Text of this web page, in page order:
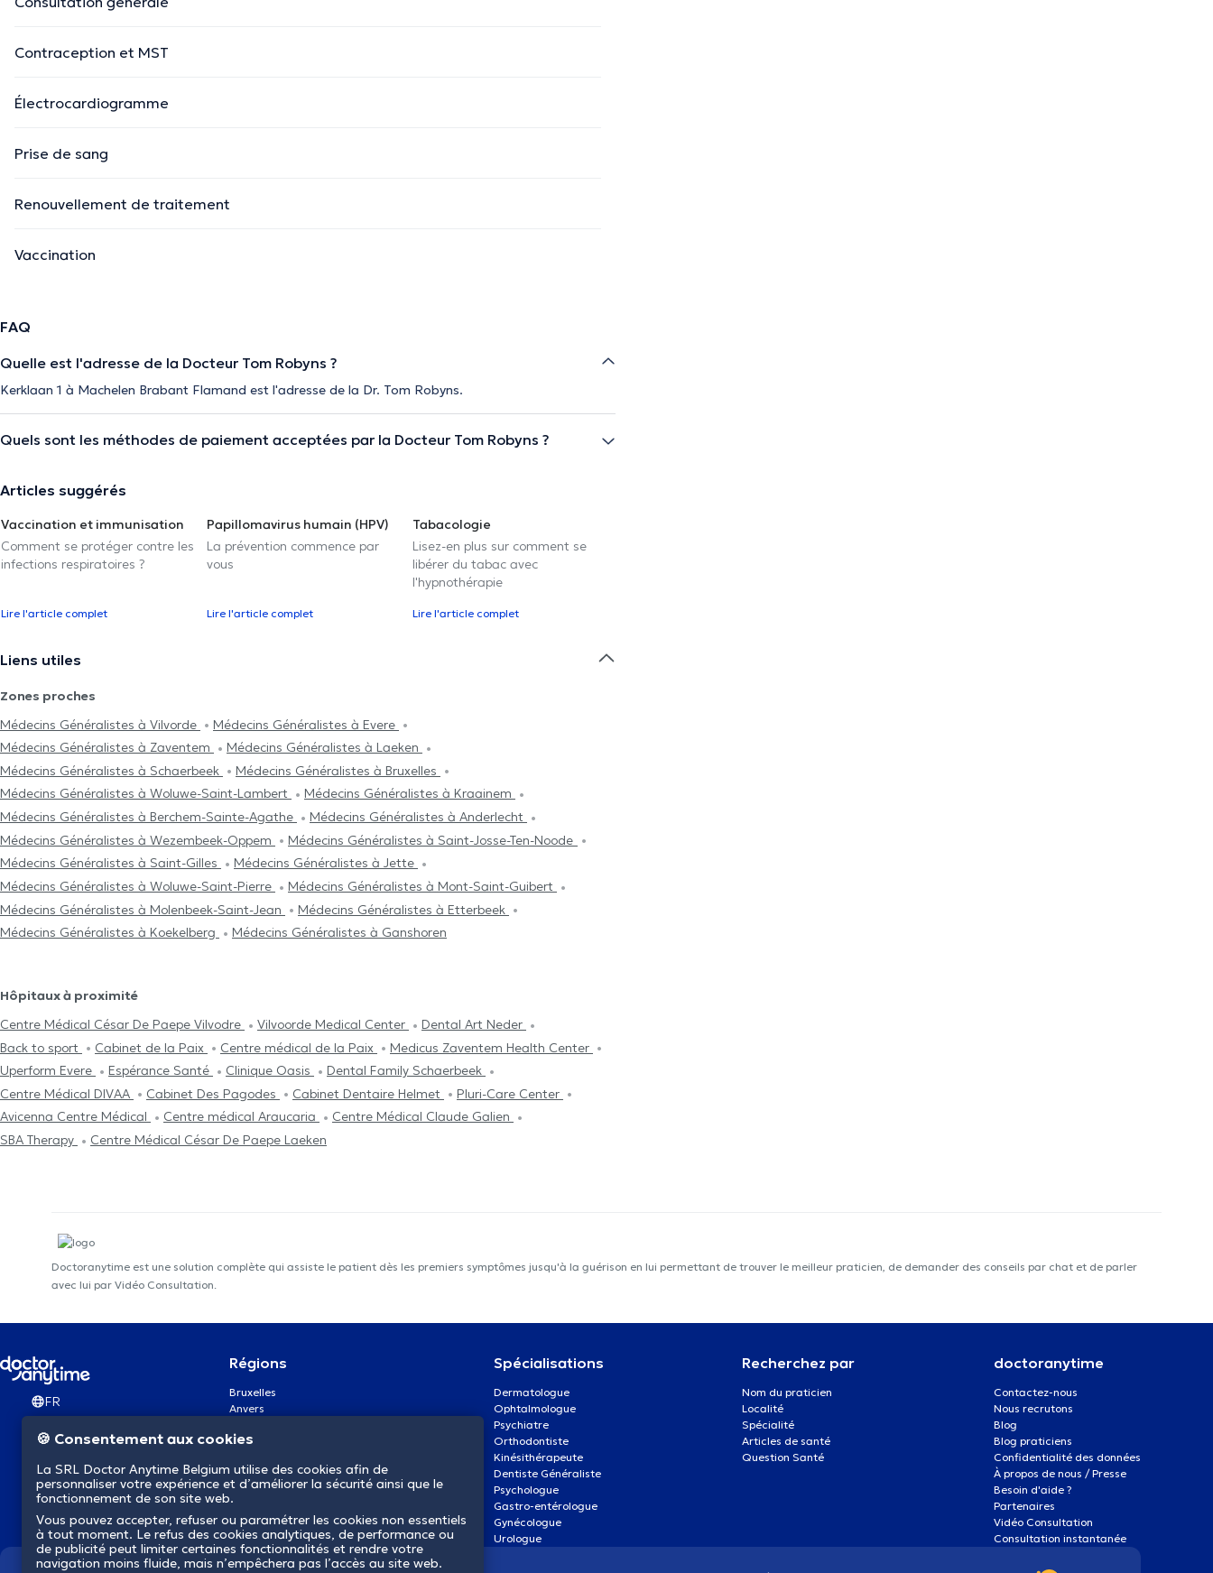
Contraception et MST
Électrocardiogramme
Prise de sang
Renouvellement de traitement
Vaccination
FAQ
Quelle est l'adresse de la Docteur Tom Robyns ?
Kerklaan 1 à Machelen Brabant Flamand est l'adresse de la Dr. Tom Robyns.
Quels sont les méthodes de paiement acceptées par la Docteur Tom Robyns ?
Articles suggérés
Vaccination et immunisation
Comment se protéger contre les
infections respiratoires ?
Lire l'article complet
Papillomavirus humain (HPV)
La prévention commence par
vous
Lire l'article complet
Tabacologie
Lisez-en plus sur comment se
libérer du tabac avec
l'hypnothérapie
Lire l'article complet
Liens utiles
Zones proches
Médecins Généralistes à Vilvorde
Médecins Généralistes à Evere
Médecins Généralistes à Zaventem
Médecins Généralistes à Laeken
Médecins Généralistes à Schaerbeek
Médecins Généralistes à Bruxelles
Médecins Généralistes à Woluwe-Saint-Lambert
Médecins Généralistes à Kraainem
Médecins Généralistes à Berchem-Sainte-Agathe
Médecins Généralistes à Anderlecht
Médecins Généralistes à Wezembeek-Oppem
Médecins Généralistes à Saint-Josse-Ten-Noode
Médecins Généralistes à Saint-Gilles
Médecins Généralistes à Jette
Médecins Généralistes à Woluwe-Saint-Pierre
Médecins Généralistes à Mont-Saint-Guibert
Médecins Généralistes à Molenbeek-Saint-Jean
Médecins Généralistes à Etterbeek
Médecins Généralistes à Koekelberg
Médecins Généralistes à Ganshoren
Hôpitaux à proximité
Centre Médical César De Paepe Vilvodre
Vilvoorde Medical Center
Dental Art Neder
Back to sport
Cabinet de la Paix Centre médical de la Paix
Medicus Zaventem Health Center
Uperform Evere
Espérance Santé Clinique Oasis
Dental Family Schaerbeek
Centre Médical DIVAA
Cabinet Des Pagodes Cabinet Dentaire Helmet
Pluri-Care Center
Avicenna Centre Médical
Centre médical Araucaria
Centre Médical Claude Galien
SBA Therapy
Centre Médical César De Paepe Laeken
Doctoranytime est une solution complète qui assiste le patient dès les premiers symptômes jusqu'à la guérison en lui permettant de trouver le meilleur praticien, de demander des conseils par chat et de parler
avec lui par Vidéo Consultation.
FR
Régions
Bruxelles
Anvers
Charleroi
Bruges
Namur
Louvain
Mons
Aalst Flandre-Orientale
Spécialisations
Dermatologue
Ophtalmologue
Psychiatre
Orthodontiste
Kinésithérapeute
Dentiste Généraliste
Psychologue
Gastro-entérologue
Gynécologue
Urologue
Recherchez par
Nom du praticien
Localité
Spécialité
Articles de santé
Question Santé
doctoranytime
Contactez-nous
Nous recrutons
Blog
Blog praticiens
Confidentialité des données
À propos de nous / Presse
Besoin d'aide ?
Partenaires
Vidéo Consultation
Consultation instantanée
🍪 Consentement aux cookies
La SRL Doctor Anytime Belgium utilise des cookies afin de
personnaliser votre expérience et d’améliorer la sécurité ainsi que le
fonctionnement de son site web.
Vous pouvez accepter, refuser ou paramétrer les cookies non essentiels
à tout moment. Le refus des cookies analytiques, de performance ou
de publicité peut limiter certaines fonctionnalités et rendre votre
navigation moins fluide, mais n’empêchera pas l’accès au site web.